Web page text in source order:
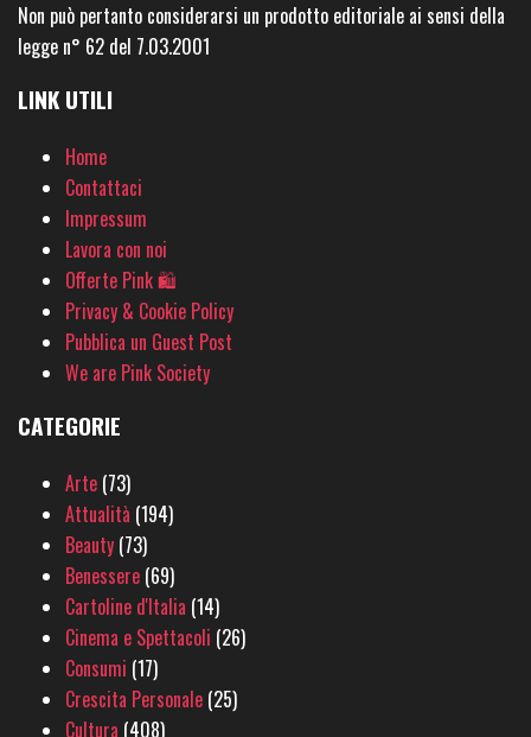
Non può pertanto considerarsi un prodotto editoriale ai sensi della
legge n° 62 del 7.03.2001
LINK UTILI
Home
Contattaci
Impressum
Lavora con noi
Offerte Pink 🛍
Privacy & Cookie Policy
Pubblica un Guest Post
We are Pink Society
CATEGORIE
Arte (73)
Attualità (194)
Beauty (73)
Benessere (69)
Cartoline d'Italia (14)
Cinema e Spettacoli (26)
Consumi (17)
Crescita Personale (25)
Cultura (408)